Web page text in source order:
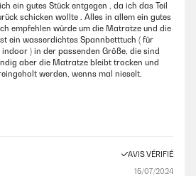
ein gutes Stück entgegen , da ich das Teil
schicken wollte . Alles in allem ein gutes
empfehlen würde um die Matratze und die
ein wasserdichtes Spannbetttuch ( für
) in der passenden Größe, die sind
aber die Matratze bleibt trocken und
werden, wenns mal nieselt.
AVIS VÉRIFIÉ
15/07/2024